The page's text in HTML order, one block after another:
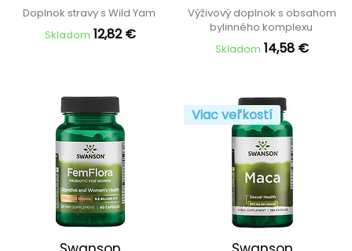
Doplnok stravy s Wild Yam
Skladom 12,82 €
Výživový doplnok s obsahom
bylinného komplexu
Skladom 14,58 €
Viac veľkostí